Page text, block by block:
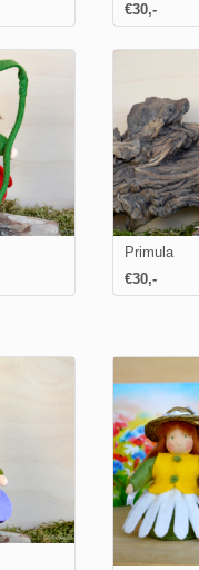
€30,-
Primula
€30,-